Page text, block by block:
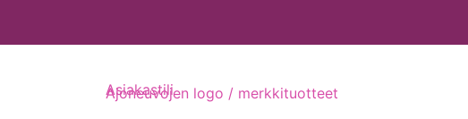
Ajoneuvojen logo / merkkituotteet
Asiakastili